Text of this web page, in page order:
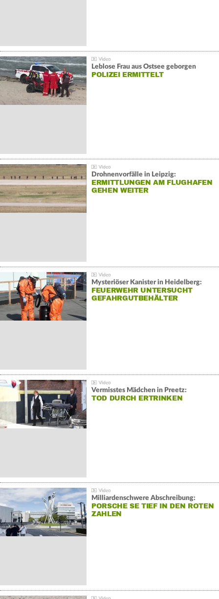
Leblose Frau aus Ostsee geborgen
POLIZEI ERMITTELT
Drohnenvorfälle in Leipzig:
ERMITTLUNGEN AM FLUGHAFEN
GEHEN WEITER
Mysteriöser Kanister in Heidelberg:
FEUERWEHR UNTERSUCHT
GEFAHRGUTBEHÄLTER
Vermisstes Mädchen in Preetz:
TOD DURCH ERTRINKEN
Milliardenschwere Abschreibung:
PORSCHE SE TIEF IN DEN ROTEN
ZAHLEN